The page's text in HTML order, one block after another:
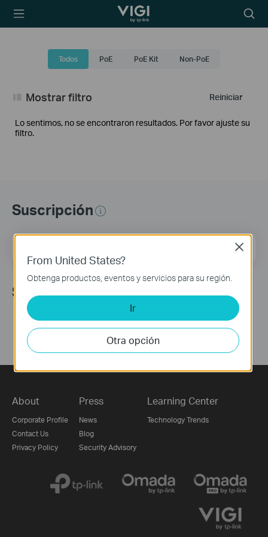
TP-Link, Reliably
icon
Todos PoE PoE Kit Non-PoE
Reiniciar
Mostrar filtro
Lo sentimos, no se encontraron resultados. Por favor ajuste su
filtro.
Suscripción
Regístrate
Síguenos
About
Corporate Profile
Contact Us
Privacy Policy
Press
News
Blog
Security Advisory
Learning Center
Technology Trends
From United States?
Obtenga productos, eventos y servicios para su región.
Ir
Otra opción
Close